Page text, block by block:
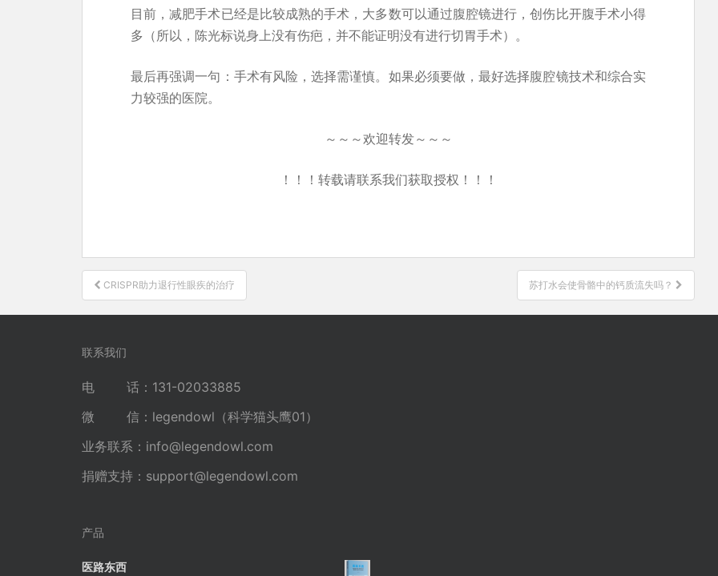
目前，减肥手术已经是比较成熟的手术，大多数可以通过腹腔镜进行，创伤比开腹手术小得
多（所以，陈光标说身上没有伤疤，并不能证明没有进行切胃手术）。
最后再强调一句：手术有风险，选择需谨慎。如果必须要做，最好选择腹腔镜技术和综合实
力较强的医院。
～～～欢迎转发～～～
！！！转载请联系我们获取授权！！！
文
章
导
CRISPR助力退行性眼疾的治疗 苏打水会使骨骼中的钙质流失吗？
联系我们
电 话：131-02033885
微 信：legendowl（科学猫头鹰01）
业务联系： info@legendowl.com
捐赠支持： support@legendowl.com
产品
医路东西